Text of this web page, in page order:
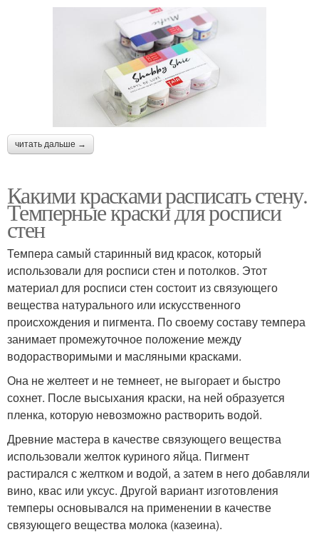
читать дальше →
Какими красками расписать стену.
Темперные краски для росписи
стен
Темпера самый старинный вид красок, который
использовали для росписи стен и потолков. Этот
материал для росписи стен состоит из связующего
вещества натурального или искусственного
происхождения и пигмента. По своему составу темпера
занимает промежуточное положение между
водорастворимыми и масляными красками.
Она не желтеет и не темнеет, не выгорает и быстро
сохнет. После высыхания краски, на ней образуется
пленка, которую невозможно растворить водой.
Древние мастера в качестве связующего вещества
использовали желток куриного яйца. Пигмент
растирался с желтком и водой, а затем в него добавляли
вино, квас или уксус. Другой вариант изготовления
темперы основывался на применении в качестве
связующего вещества молока (казеина).